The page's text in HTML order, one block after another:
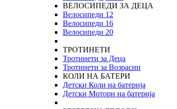
ВЕЛОСИПЕДИ ЗА ДЕЦА
Велосипеди 12
Велосипеди 16
Велосипеди 20
ТРОТИНЕТИ
Тротинети за Деца
Тротинети за Возрасни
КОЛИ НА БАТЕРИ
Детски Коли на батерија
Детски Мотори на батерија